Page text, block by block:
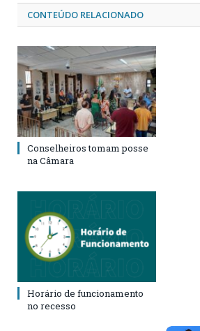
CONTEÚDO RELACIONADO
Conselheiros tomam posse
na Câmara
Horário de funcionamento
no recesso